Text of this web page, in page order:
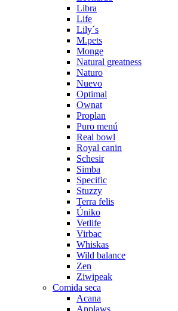
Libra
Life
Lily´s
M.pets
Monge
Natural greatness
Naturo
Nuevo
Optimal
Ownat
Proplan
Puro menú
Real bowl
Royal canin
Schesir
Simba
Specific
Stuzzy
Terra felis
Úniko
Vetlife
Virbac
Whiskas
Wild balance
Zen
Ziwipeak
Comida seca
Acana
Applaws